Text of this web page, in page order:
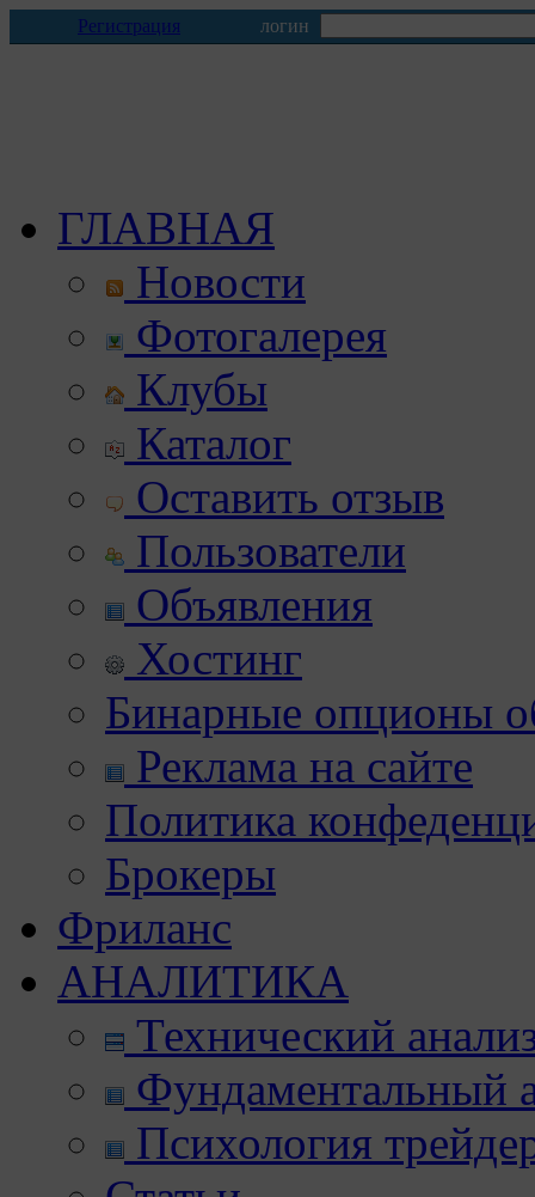
Регистрация логин
ГЛАВНАЯ
Новости
Фотогалерея
Клубы
Каталог
Оставить отзыв
Пользователи
Объявления
Хостинг
Бинарные опционы
Реклама на сайте
Политика
Брокеры
Фриланс
АНАЛИТИКА
Технический
Фундаментальный
Психология